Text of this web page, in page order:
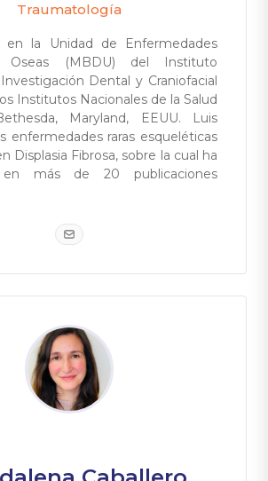
Traumatología
en la Unidad de Enfermedades
Oseas (MBDU) del Instituto
Dental y Craniofacial
Institutos Nacionales de la Salud
Maryland, EEUU. Luis
enfermedades raras esqueléticas
Displasia Fibrosa, sobre la cual ha
en más de 20 publicaciones